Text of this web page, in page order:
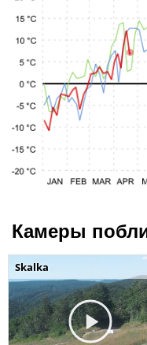
Камеры
Skalka